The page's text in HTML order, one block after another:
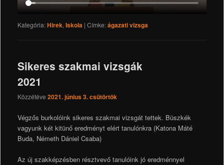
Kategória:Hirek, Iskola | Címke:ágazati vizsga
Sikeres szakmai vizsgák
2021
Közzétéve 2021. június 3. csütörtök
Végzős burkolóink sikeres szakmai vizsgát tettek. Büszkék
vagyunk két kitünő eredményt elért tanulónkra (Katona Máté
Buda, Németh Dániel Csaba)
Az új szakképzésben résztvevő tanulóink jó eredménnyel